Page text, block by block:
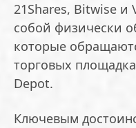
21Shares, Bitwise и
собой физически
которые
торговых
Depot.
Ключевым